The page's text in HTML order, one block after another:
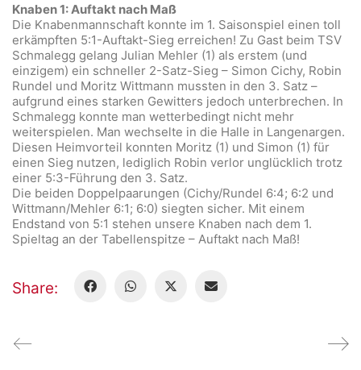
Knaben 1: Auftakt nach Maß
Die Knabenmannschaft konnte im 1. Saisonspiel einen toll
erkämpften 5:1-Auftakt-Sieg erreichen! Zu Gast beim TSV
Schmalegg gelang Julian Mehler (1) als erstem (und
einzigem) ein schneller 2-Satz-Sieg – Simon Cichy, Robin
Rundel und Moritz Wittmann mussten in den 3. Satz –
aufgrund eines starken Gewitters jedoch unterbrechen. In
Schmalegg konnte man wetterbedingt nicht mehr
weiterspielen. Man wechselte in die Halle in Langenargen.
Diesen Heimvorteil konnten Moritz (1) und Simon (1) für
einen Sieg nutzen, lediglich Robin verlor unglücklich trotz
einer 5:3-Führung den 3. Satz.
Die beiden Doppelpaarungen (Cichy/Rundel 6:4; 6:2 und
Wittmann/Mehler 6:1; 6:0) siegten sicher. Mit einem
Endstand von 5:1 stehen unsere Knaben nach dem 1.
Spieltag an der Tabellenspitze – Auftakt nach Maß!
Share: